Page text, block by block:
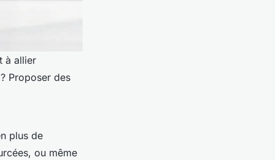
à allier
Proposer des
plus de
ou même